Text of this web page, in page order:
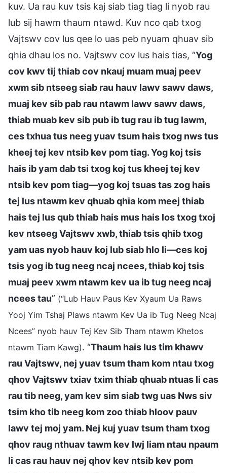
kuv. Ua rau kuv tsis kaj siab tiag tiag li nyob rau
lub sij hawm thaum ntawd. Kuv nco qab txog
Vajtswv cov lus qee lo uas peb nyuam qhuav sib
qhia dhau los no. Vajtswv cov lus hais tias, “Yog
cov kwv tij thiab cov nkauj muam muaj peev
xwm sib ntseeg siab rau hauv lawv sawv daws,
muaj kev sib pab rau ntawm lawv sawv daws,
thiab muab kev sib pub ib tug rau ib tug lawm,
ces txhua tus neeg yuav tsum hais txog nws tus
kheej tej kev ntsib kev pom tiag. Yog koj tsis
hais ib yam dab tsi txog koj tus kheej tej kev
ntsib kev pom tiag—yog koj tsuas tas zog hais
tej lus ntawm kev qhuab qhia kom meej thiab
hais tej lus qub thiab hais mus hais los txog txoj
kev ntseeg Vajtswv xwb, thiab tsis qhib txog
yam uas nyob hauv koj lub siab hlo li—ces koj
tsis yog ib tug neeg ncaj ncees, thiab koj tsis
muaj peev xwm ntawm kev ua ib tug neeg ncaj
ncees tau” (“Lub Hauv Paus Kev Xyaum Ua Raws
Yooj Yim Tshaj Plaws ntawm Kev Ua ib Tug Neeg Ncaj
Ncees” nyob hauv Tej Kev Sib Tham ntawm Khetos
ntawm Tiam Kawg). “Thaum hais lus tim khawv
rau Vajtswv, nej yuav tsum tham kom ntau txog
qhov Vajtswv txiav txim thiab qhuab ntuas li cas
rau tib neeg, yam kev sim siab twg uas Nws siv
tsim kho tib neeg kom zoo thiab hloov pauv
lawv tej moj yam. Nej kuj yuav tsum tham txog
qhov raug nthuav tawm kev lwj liam ntau npaum
li cas rau hauv nej qhov kev ntsib kev pom